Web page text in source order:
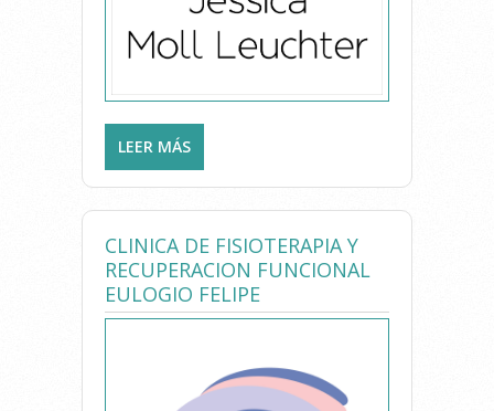
LEER MÁS
LEUCHTER
CLINICA DE FISIOTERAPIA Y
RECUPERACION FUNCIONAL
EULOGIO FELIPE